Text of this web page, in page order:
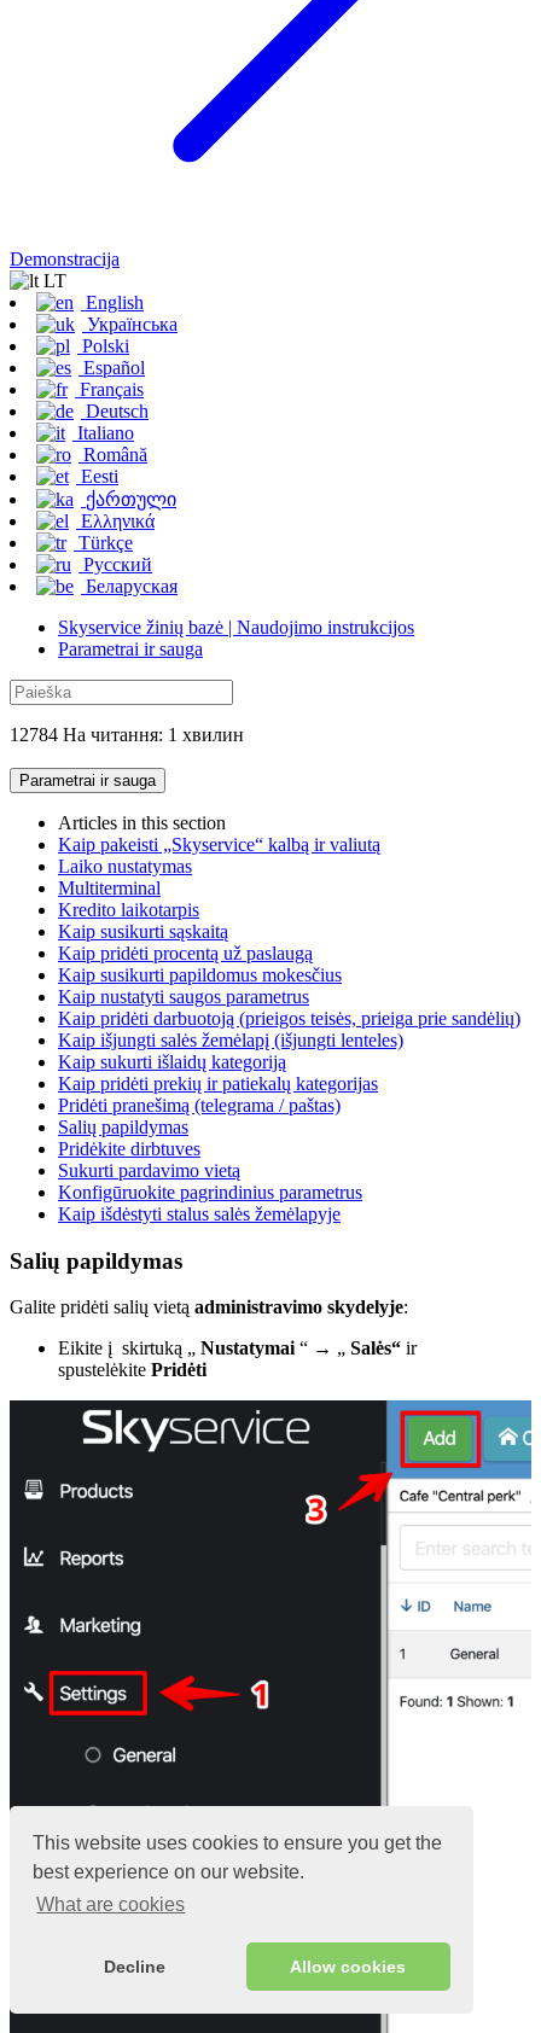
This website uses cookies to ensure you get the
best experience on our website.
What are cookies
Decline Allow cookies
Demonstracija
LT
English
Українська
Polski
Español
Français
Deutsch
Italiano
Română
Eesti
ქართული
Ελληνικά
Türkçe
Русский
Беларуская
Skyservice žinių bazė | Naudojimo instrukcijos
Parametrai ir sauga
12784 На читання: 1 хвилин
Parametrai ir sauga
Articles in this section
Kaip pakeisti „Skyservice“ kalbą ir valiutą
Laiko nustatymas
Multiterminal
Kredito laikotarpis
Kaip susikurti sąskaitą
Kaip pridėti procentą už paslaugą
Kaip susikurti papildomus mokesčius
Kaip nustatyti saugos parametrus
Kaip pridėti darbuotoją (prieigos teisės, prieiga prie sandėlių)
Kaip išjungti salės žemėlapį (išjungti lenteles)
Kaip sukurti išlaidų kategoriją
Kaip pridėti prekių ir patiekalų kategorijas
Pridėti pranešimą (telegrama / paštas)
Salių papildymas
Pridėkite dirbtuves
Sukurti pardavimo vietą
Konfigūruokite pagrindinius parametrus
Kaip išdėstyti stalus salės žemėlapyje
Salių papildymas
Galite pridėti salių vietą administravimo skydelyje:
Eikite į skirtuką „ Nustatymai“ → „ Salės“ ir
spustelėkite Pridėti